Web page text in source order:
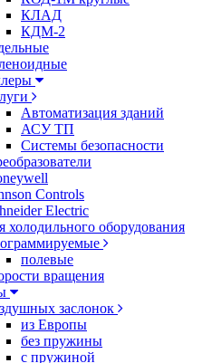
КЛАД
КДМ-2
Автоматизация зданий
АСУ ТП
Системы безопасности
Controls
Electric
холодильного оборудования
полевые
вращения
заслонок
из Европы
без пружины
с пружиной